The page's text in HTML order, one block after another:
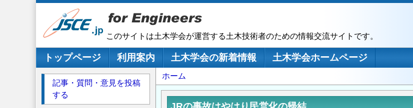
このサイトは土木学会が運営する土木技術者のための情報交流サイトです。
メインナビゲーション
トップページ 利用案内 土木学会の新着情報
土木学会ホームページ
パ
ン
ホーム
記事・質問・意見を投稿
する